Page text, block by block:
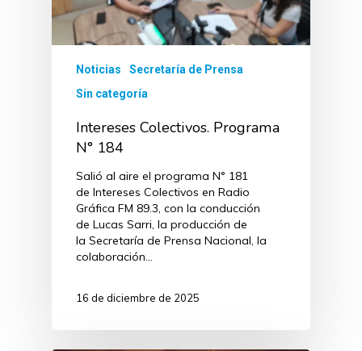
Noticias
Secretaría de Prensa
Sin categoría
Intereses Colectivos. Programa
N° 184
Salió al aire el programa N° 181
de Intereses Colectivos en Radio
Gráfica FM 89.3, con la conducción
de Lucas Sarri, la producción de
la Secretaría de Prensa Nacional, la
colaboración…
16 de diciembre de 2025